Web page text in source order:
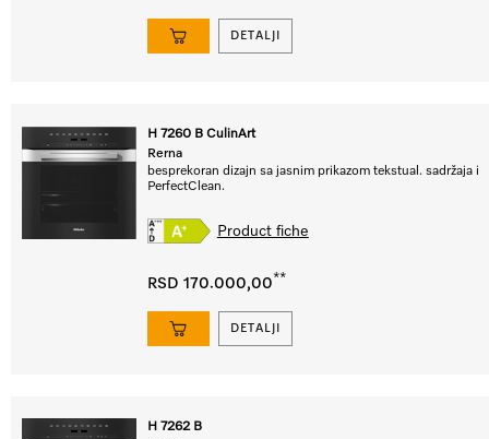
DETALJI
H 7260 B CulinArt
Rerna
besprekoran dizajn sa jasnim prikazom tekstual. sadržaja i
PerfectClean.
Product fiche
RSD 170.000,00**
DETALJI
H 7262 B